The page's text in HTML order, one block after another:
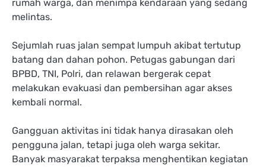
rumah warga, dan menimpa kendaraan yang sedang
melintas.
Sejumlah ruas jalan sempat lumpuh akibat tertutup
batang dan dahan pohon. Petugas gabungan dari
BPBD, TNI, Polri, dan relawan bergerak cepat
melakukan evakuasi dan pembersihan agar akses
kembali normal.
Gangguan aktivitas ini tidak hanya dirasakan oleh
pengguna jalan, tetapi juga oleh warga sekitar.
Banyak masyarakat terpaksa menghentikan kegiatan